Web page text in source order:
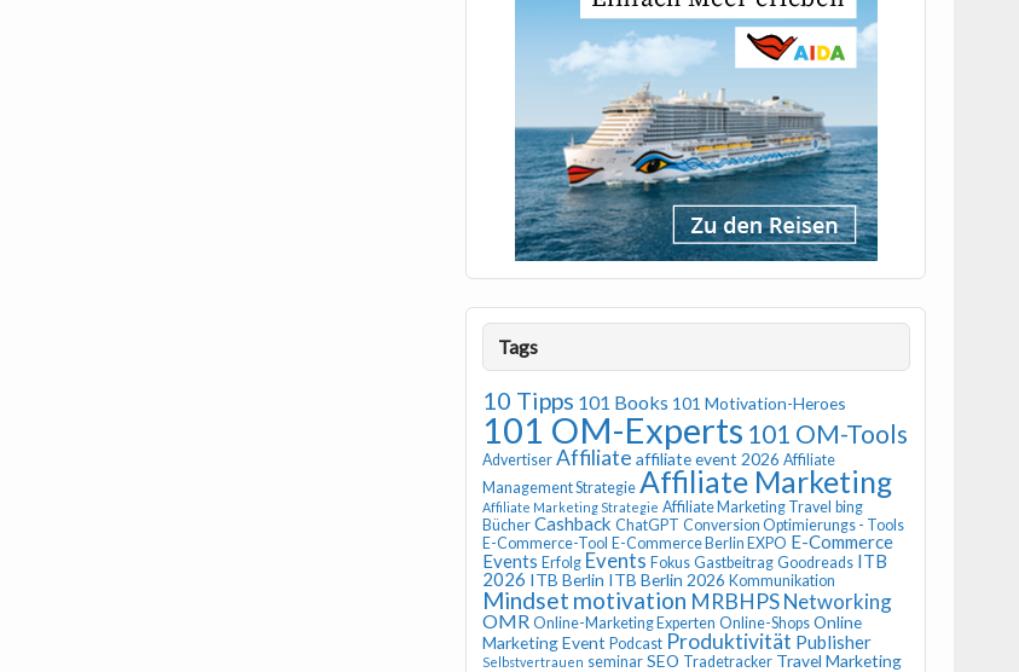
Tags
10 Tipps 101 Books 101 Motivation-Heroes
101 OM-Experts 101 OM-Tools
Advertiser Affiliate affiliate event 2026 Affiliate
Management Strategie Affiliate Marketing
Affiliate Marketing Strategie Affiliate Marketing Travel bing
Bücher Cashback ChatGPT Conversion Optimierungs - Tools
E-Commerce-Tool E-Commerce Berlin EXPO E-Commerce
Events Erfolg Events Fokus Gastbeitrag Goodreads ITB
2026 ITB Berlin ITB Berlin 2026 Kommunikation
Mindset motivation MRBHPS Networking
OMR Online-Marketing Experten Online-Shops Online
Marketing Event Podcast Produktivität Publisher
Selbstvertrauen seminar SEO Tradetracker Travel Marketing